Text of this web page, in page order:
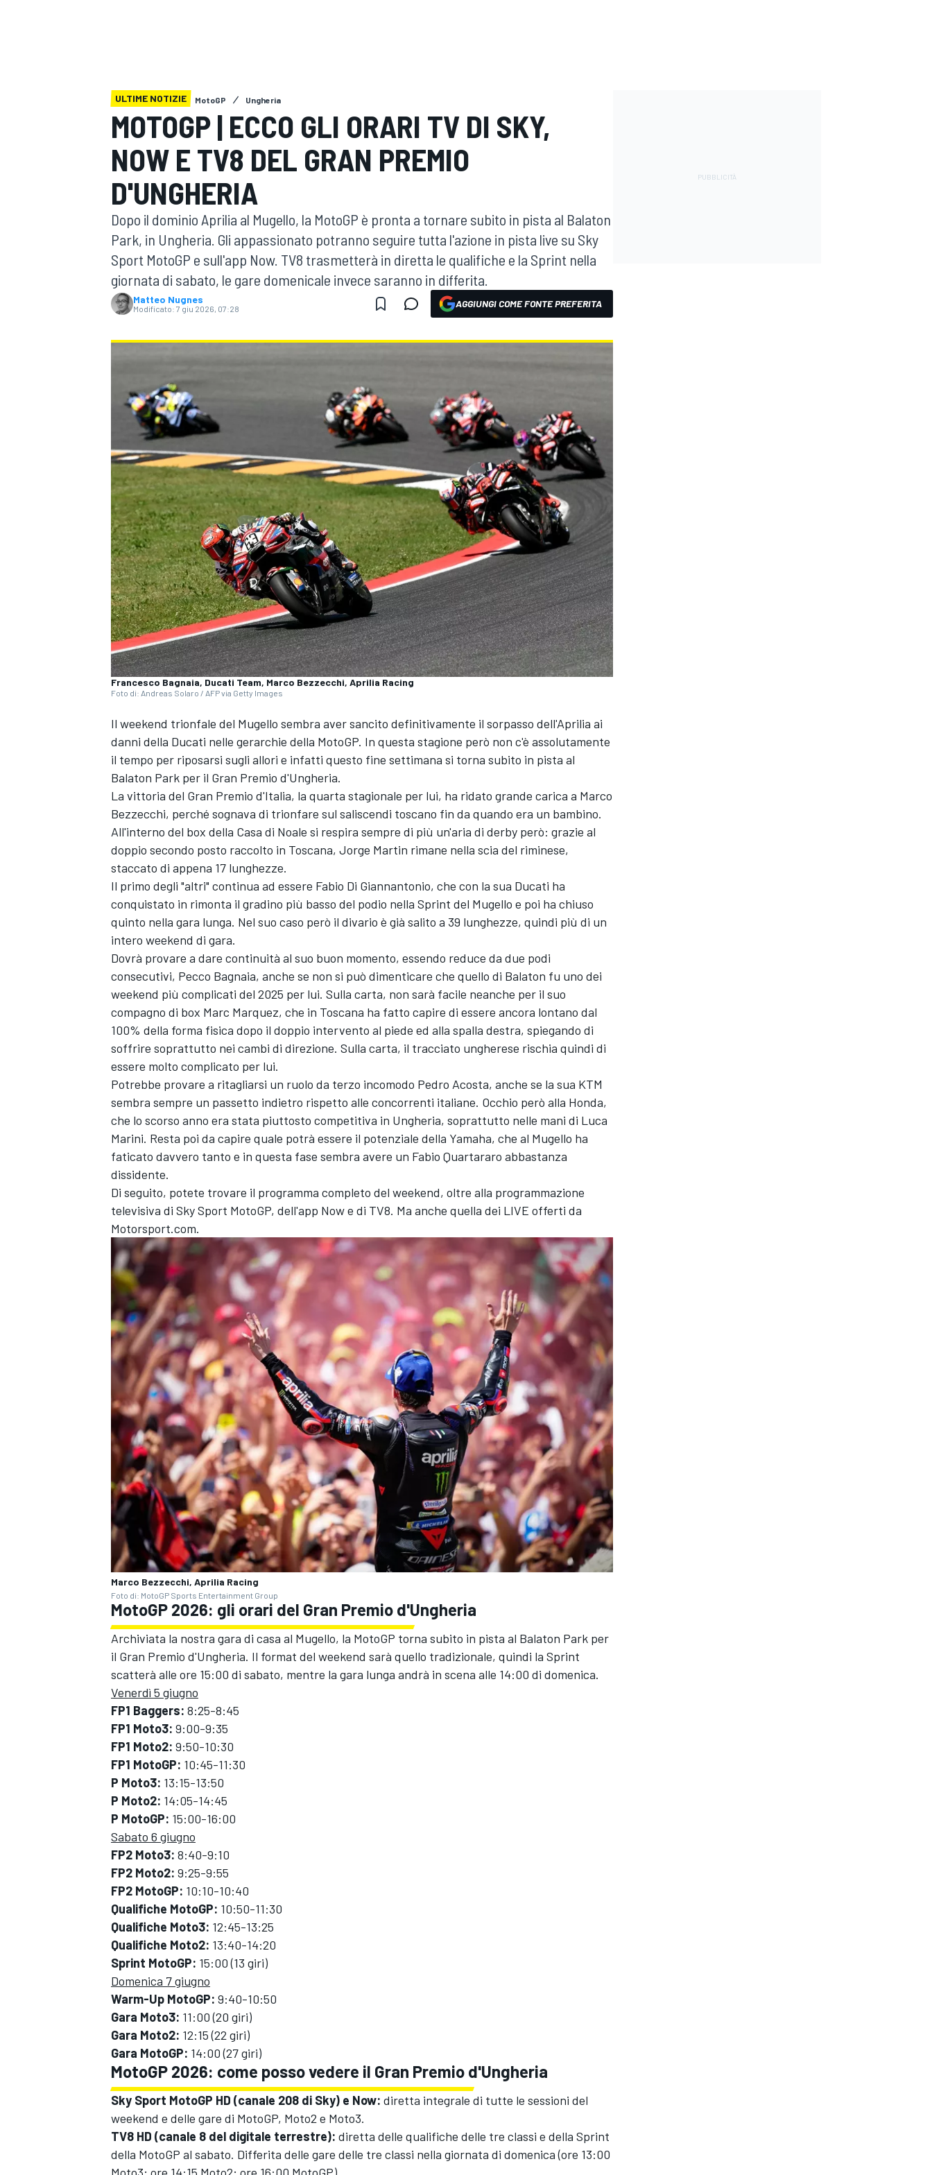
WRC
MONOPOSTO
ENDURANCE/GT
MONOMARCA
RALLY
ULTIME NOTIZIE MotoGP Ungheria
MOTOGP | ECCO GLI ORARI TV DI SKY,
NOW E TV8 DEL GRAN PREMIO
D'UNGHERIA
Dopo il dominio Aprilia al Mugello, la MotoGP è pronta a tornare subito in pista al Balaton
Park, in Ungheria. Gli appassionato potranno seguire tutta l'azione in pista live su Sky
Sport MotoGP e sull'app Now. TV8 trasmetterà in diretta le qualifiche e la Sprint nella
giornata di sabato, le gare domenicale invece saranno in differita.
Matteo Nugnes
Modificato: 7 giu 2026, 07:28 AGGIUNGI COME FONTE PREFERITA
Francesco Bagnaia, Ducati Team, Marco Bezzecchi, Aprilia Racing
Foto di: Andreas Solaro / AFP via Getty Images
Il weekend trionfale del Mugello sembra aver sancito definitivamente il sorpasso dell'Aprilia ai
danni della Ducati nelle gerarchie della MotoGP. In questa stagione però non c'è assolutamente
il tempo per riposarsi sugli allori e infatti questo fine settimana si torna subito in pista al
Balaton Park per il Gran Premio d'Ungheria.
La vittoria del Gran Premio d'Italia, la quarta stagionale per lui, ha ridato grande carica a Marco
Bezzecchi, perché sognava di trionfare sul saliscendi toscano fin da quando era un bambino.
All'interno del box della Casa di Noale si respira sempre di più un'aria di derby però: grazie al
doppio secondo posto raccolto in Toscana, Jorge Martin rimane nella scia del riminese,
staccato di appena 17 lunghezze.
Il primo degli "altri" continua ad essere Fabio Di Giannantonio, che con la sua Ducati ha
conquistato in rimonta il gradino più basso del podio nella Sprint del Mugello e poi ha chiuso
quinto nella gara lunga. Nel suo caso però il divario è già salito a 39 lunghezze, quindi più di un
intero weekend di gara.
Dovrà provare a dare continuità al suo buon momento, essendo reduce da due podi
consecutivi, Pecco Bagnaia, anche se non si può dimenticare che quello di Balaton fu uno dei
weekend più complicati del 2025 per lui. Sulla carta, non sarà facile neanche per il suo
compagno di box Marc Marquez, che in Toscana ha fatto capire di essere ancora lontano dal
100% della forma fisica dopo il doppio intervento al piede ed alla spalla destra, spiegando di
soffrire soprattutto nei cambi di direzione. Sulla carta, il tracciato ungherese rischia quindi di
essere molto complicato per lui.
Potrebbe provare a ritagliarsi un ruolo da terzo incomodo Pedro Acosta, anche se la sua KTM
sembra sempre un passetto indietro rispetto alle concorrenti italiane. Occhio però alla Honda,
che lo scorso anno era stata piuttosto competitiva in Ungheria, soprattutto nelle mani di Luca
Marini. Resta poi da capire quale potrà essere il potenziale della Yamaha, che al Mugello ha
faticato davvero tanto e in questa fase sembra avere un Fabio Quartararo abbastanza
dissidente.
Di seguito, potete trovare il programma completo del weekend, oltre alla programmazione
televisiva di Sky Sport MotoGP, dell'app Now e di TV8. Ma anche quella dei LIVE offerti da
Motorsport.com.
Marco Bezzecchi, Aprilia Racing
Foto di: MotoGP Sports Entertainment Group
MotoGP 2026: gli orari del Gran Premio d'Ungheria
Archiviata la nostra gara di casa al Mugello, la MotoGP torna subito in pista al Balaton Park per
il Gran Premio d'Ungheria. Il format del weekend sarà quello tradizionale, quindi la Sprint
scatterà alle ore 15:00 di sabato, mentre la gara lunga andrà in scena alle 14:00 di domenica.
Venerdì 5 giugno
FP1 Baggers: 8:25-8:45
FP1 Moto3: 9:00-9:35
FP1 Moto2: 9:50-10:30
FP1 MotoGP: 10:45-11:30
P Moto3: 13:15-13:50
P Moto2: 14:05-14:45
P MotoGP: 15:00-16:00
Sabato 6 giugno
FP2 Moto3: 8:40-9:10
FP2 Moto2: 9:25-9:55
FP2 MotoGP: 10:10-10:40
Qualifiche MotoGP: 10:50-11:30
Qualifiche Moto3: 12:45-13:25
Qualifiche Moto2: 13:40-14:20
Sprint MotoGP: 15:00 (13 giri)
Domenica 7 giugno
Warm-Up MotoGP: 9:40-10:50
Gara Moto3: 11:00 (20 giri)
Gara Moto2: 12:15 (22 giri)
Gara MotoGP: 14:00 (27 giri)
MotoGP 2026: come posso vedere il Gran Premio d'Ungheria
Sky Sport MotoGP HD (canale 208 di Sky) e Now: diretta integrale di tutte le sessioni del
weekend e delle gare di MotoGP, Moto2 e Moto3.
TV8 HD (canale 8 del digitale terrestre): diretta delle qualifiche delle tre classi e della Sprint
della MotoGP al sabato. Differita delle gare delle tre classi nella giornata di domenica (ore 13:00